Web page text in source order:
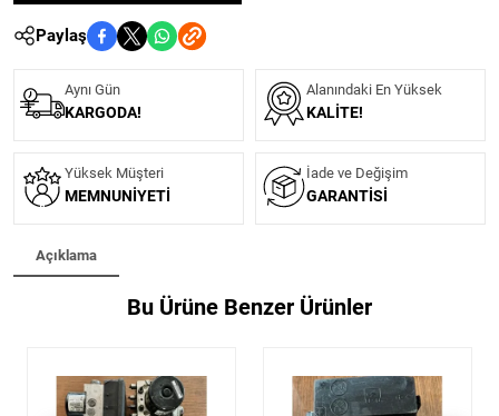
Paylaş
Aynı Gün
KARGODA!
Alanındaki En Yüksek
KALITE!
Yüksek Müşteri
MEMNUNIYETI
İade ve Değişim
GARANTISI
Açıklama
Bu Ürüne Benzer Ürünler